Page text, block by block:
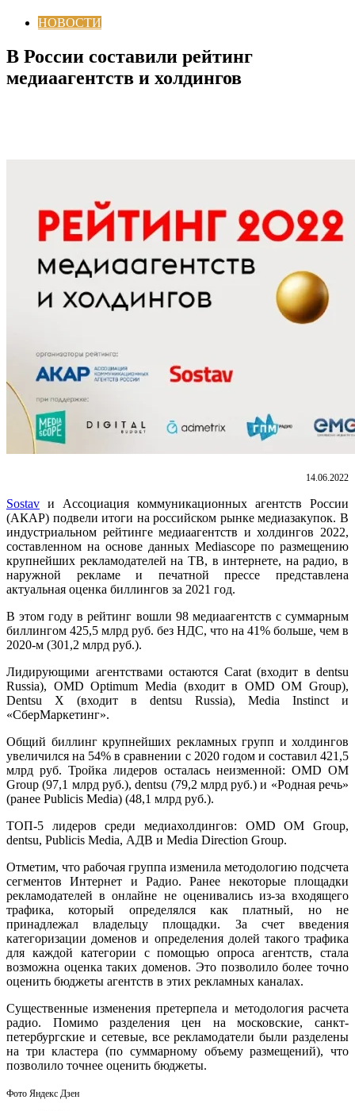
НОВОСТИ
В России составили рейтинг
медиаагентств и холдингов
14.06.2022
Sostav и Ассоциация коммуникационных агентств России
(АКАР) подвели итоги на российском рынке медиазакупок. В
индустриальном рейтинге медиаагентств и холдингов 2022,
составленном на основе данных Mediascope по размещению
крупнейших рекламодателей на ТВ, в интернете, на радио, в
наружной рекламе и печатной прессе представлена
актуальная оценка биллингов за 2021 год.
В этом году в рейтинг вошли 98 медиаагентств с суммарным
биллингом 425,5 млрд руб. без НДС, что на 41% больше, чем в
2020-м (301,2 млрд руб.).
Лидирующими агентствами остаются Carat (входит в dentsu
Russia), OMD Optimum Media (входит в OMD OM Group),
Dentsu X (входит в dentsu Russia), Media Instinct и
«СберМаркетинг».
Общий биллинг крупнейших рекламных групп и холдингов
увеличился на 54% в сравнении с 2020 годом и составил 421,5
млрд руб. Тройка лидеров осталась неизменной: OMD OM
Group (97,1 млрд руб.), dentsu (79,2 млрд руб.) и «Родная речь»
(ранее Publicis Media) (48,1 млрд руб.).
ТОП-5 лидеров среди медиахолдингов: OMD OM Group,
dentsu, Publicis Media, АДВ и Media Direction Group.
Отметим, что рабочая группа изменила методологию подсчета
сегментов Интернет и Радио. Ранее некоторые площадки
рекламодателей в онлайне не оценивались из-за входящего
трафика, который определялся как платный, но не
принадлежал владельцу площадки. За счет введения
категоризации доменов и определения долей такого трафика
для каждой категории с помощью опроса агентств, стала
возможна оценка таких доменов. Это позволило более точно
оценить бюджеты агентств в этих рекламных каналах.
Существенные изменения претерпела и методология расчета
радио. Помимо разделения цен на московские, санкт-
петербургские и сетевые, все рекламодатели были разделены
на три кластера (по суммарному объему размещений), что
позволило точнее оценить бюджеты.
Фото Яндекс Дзен